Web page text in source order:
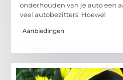
onderhouden van je auto een
veel autobezitters. Hoewel
Aanbiedingen